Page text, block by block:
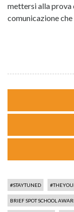
mettersi alla prova
comunicazione che
#STAYTUNED
BRIEF SPOT SCHOOL